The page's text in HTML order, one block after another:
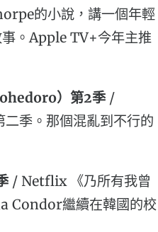
的小說，講一個年輕
。Apple TV+今年主推
）第2季 /
季。那個混亂到不行的
/ Netflix 《乃所有我曾
Condor繼續在韓國的校